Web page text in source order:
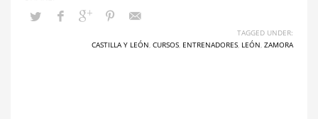
TAGGED UNDER:
CASTILLA Y LEÓN CURSOS ENTRENADORES LEÓN ZAMORA